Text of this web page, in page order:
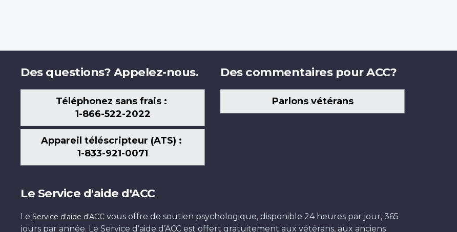
Des questions? Appelez-nous.
Téléphonez sans frais :
1-866-522-2022
Appareil téléscripteur (ATS) :
1-833-921-0071
Des commentaires pour ACC?
Parlons vétérans
Le Service d'aide d'ACC
Le Service d'aide d'ACC vous offre de soutien psychologique, disponible 24 heures par jour, 365
jours par année. Le Service d’aide d’ACC est offert gratuitement aux vétérans, aux anciens